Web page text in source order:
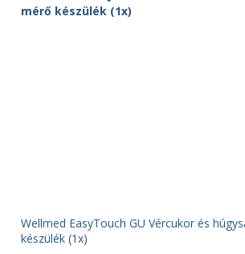
Wellmed EasyTouch GU Vércukor és
készülék (1x)